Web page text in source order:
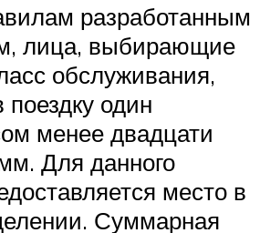
разработанным
лица, выбирающие
обслуживания,
поездку один
менее двадцати
Для данного
место в
Суммарная